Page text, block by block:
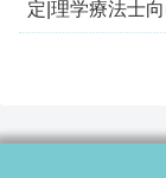
定|理学療法士